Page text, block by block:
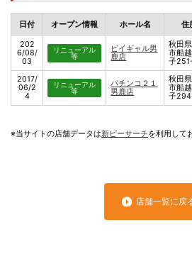
日付 オープン情報 ホール名 住
202
6/08/
03
リニューアル
等
ビイギャル男
鹿店
秋田
市船
子
2017/
06/2
4
リニューアル
等
パチンコ２１
男鹿店
秋田
市船
子
※当サイトの店舗データは新ピーサーチを利用して
店舗一覧に戻